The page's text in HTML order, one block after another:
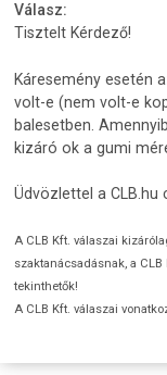
Válasz:
Tisztelt Kérdező!
Káresemény esetén
volt-e (nem volt-e
balesetben.
kizáró ok a gumi
Üdvözlettel a CLB.hu
A CLB Kft. válaszai
szaktanácsadásnak, a
tekinthetők!
A CLB Kft. válaszai